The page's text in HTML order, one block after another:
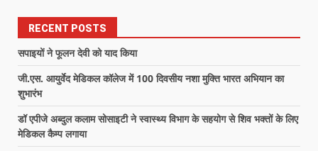
RECENT POSTS
सपाइयों ने फूलन देवी को याद किया
जी.एस. आयुर्वेद मेडिकल कॉलेज में 100 दिवसीय नशा मुक्ति भारत अभियान का
शुभारंभ
डॉ एपीजे अब्दुल कलाम सोसाइटी ने स्वास्थ्य विभाग के सहयोग से शिव भक्तों के लिए
मेडिकल कैम्प लगाया